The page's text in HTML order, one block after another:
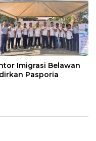
Imigrasi Belawan
Pasporia